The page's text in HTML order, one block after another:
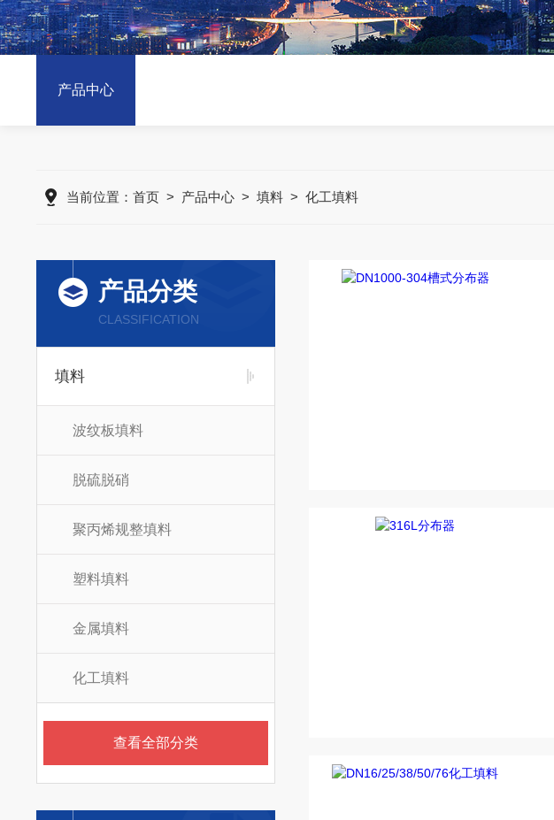
产品中心
当前位置： 首页> 产品中心> 填料> 化工填料
产品分类
CLASSIFICATION
填料
波纹板填料
脱硫脱硝
聚丙烯规整填料
塑料填料
金属填料
化工填料
查看全部分类